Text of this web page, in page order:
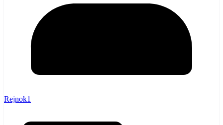
Rejnok1